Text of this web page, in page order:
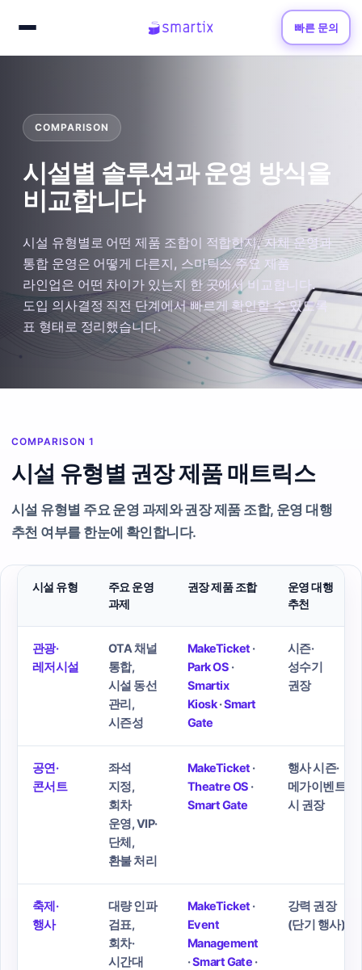
빠른 문의
COMPARISON
시설별 솔루션과 운영 방식을
비교합니다
시설 유형별로 어떤 제품 조합이 적합한지, 자체 운영과
통합 운영은 어떻게 다른지, 스마틱스 주요 제품
라인업은 어떤 차이가 있는지 한 곳에서 비교합니다.
도입 의사결정 직전 단계에서 빠르게 확인할 수 있도록
표 형태로 정리했습니다.
COMPARISON 1
시설 유형별 권장 제품 매트릭스
시설 유형별 주요 운영 과제와 권장 제품 조합, 운영 대행
추천 여부를 한눈에 확인합니다.
시설 유형
주요 운영
과제
권장 제품 조합
운영 대행
추천
관광·
레저시설
OTA 채널
통합,
시설 동선
관리,
시즌성
MakeTicket·
Park OS ·
Smartix
Kiosk·Smart
Gate
시즌·
성수기
권장
공연·
콘서트
좌석
지정,
회차
운영, VIP·
단체,
환불 처리
MakeTicket·
Theatre OS ·
Smart Gate
행사 시즌·
메가이벤트
시 권장
축제·
행사
대량 인파
검표,
회차·
시간대
MakeTicket·
Event
Management
·Smart Gate ·
강력 권장
(단기 행사)